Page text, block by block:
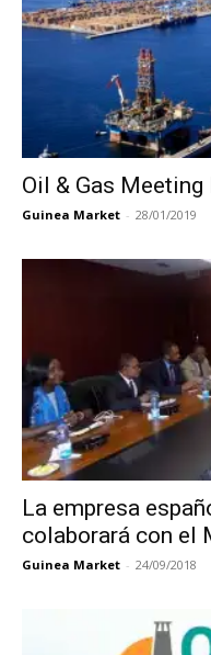
Oil & Gas Meeting
Guinea Market - 28/01/2019
La empresa
colaborará con el
Guinea Market - 24/09/2018